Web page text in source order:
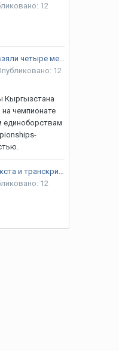
12
VB>Кыргызстанки взяли четыре медали на чемпионате Азии по MMA
12
Кыргызстана
чемпионате
Услуги по набору текста и транскрибации аудио в Бишкеке | Формулы, Таблицы, Кыргызский язык
12